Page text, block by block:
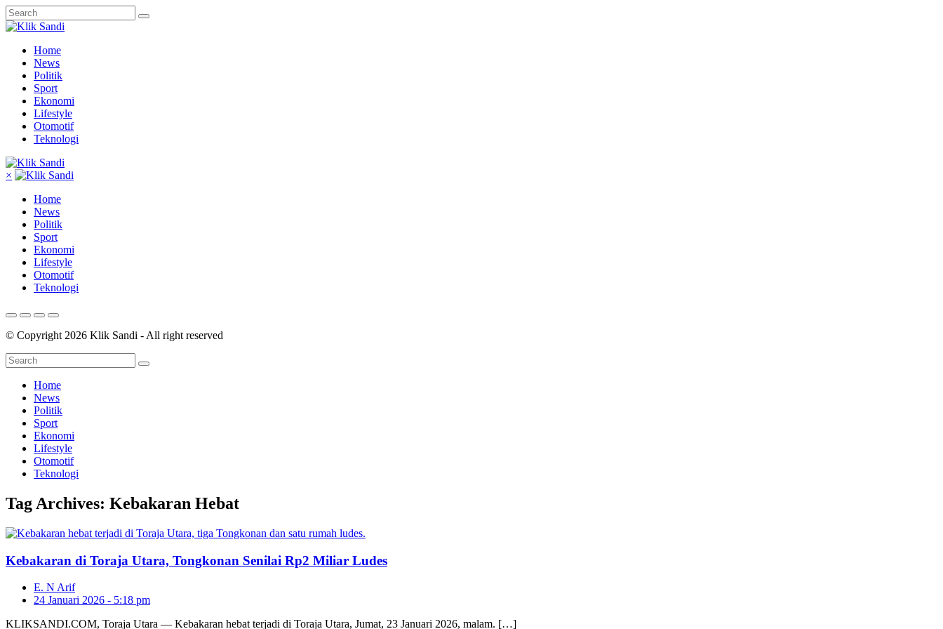
Home
News
Politik
Sport
Ekonomi
Lifestyle
Otomotif
Teknologi
×
Home
News
Politik
Sport
Ekonomi
Lifestyle
Otomotif
Teknologi
© Copyright 2026 Klik Sandi - All right reserved
Home
News
Politik
Sport
Ekonomi
Lifestyle
Otomotif
Teknologi
Tag Archives: Kebakaran Hebat
Kebakaran di Toraja Utara, Tongkonan Senilai Rp2 Miliar Ludes
E. N Arif
24 Januari 2026 - 5:18 pm
KLIKSANDI.COM, Toraja Utara — Kebakaran hebat terjadi di Toraja Utara, Jumat, 23 Januari 2026, malam. […]